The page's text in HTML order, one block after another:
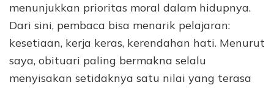
menunjukkan prioritas moral dalam hidupnya.
Dari sini, pembaca bisa menarik pelajaran:
kesetiaan, kerja keras, kerendahan hati. Menurut
saya, obituari paling bermakna selalu
menyisakan setidaknya satu nilai yang terasa